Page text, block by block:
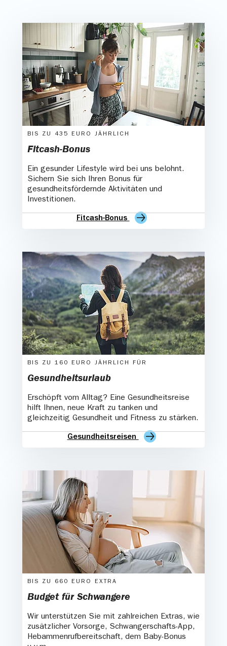
BIS ZU 435 EURO JÄHRLICH
Fitcash-Bonus
Ein gesunder Lifestyle wird bei uns belohnt.
Sichern Sie sich Ihren Bonus für
gesundheitsfördernde Aktivitäten und
Investitionen.
Fitcash-Bonus
BIS ZU 160 EURO JÄHRLICH FÜR
Gesundheitsurlaub
Erschöpft vom Alltag? Eine Gesundheitsreise
hilft Ihnen, neue Kraft zu tanken und
gleichzeitig Gesundheit und Fitness zu stärken.
Gesundheitsreisen
BIS ZU 660 EURO EXTRA
Budget für Schwangere
Wir unterstützen Sie mit zahlreichen Extras, wie
zusätzlicher Vorsorge, Schwangerschafts-App,
Hebammenrufbereitschaft, dem Baby-Bonus